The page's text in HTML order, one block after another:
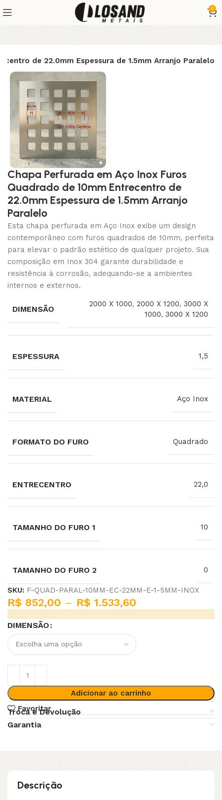
0
de 22.0mm Espessura de 1.5mm Arranjo Paralelo
Chapa Perfurada em Aço Inox Furos
Quadrado de 10mm Entrecentro de
22.0mm Espessura de 1.5mm Arranjo
Paralelo
Esta chapa perfurada em Aço Inox exibe um design
contemporâneo com furos quadrados de 10mm, perfeita
para elevar o padrão estético de qualquer projeto. Sua
composição em Inox 304 garante durabilidade e
resistência à corrosão, adequando-se a ambientes
internos e externos.
DIMENSÃO
2000 X 1000,2000 X 1200,3000 X
1000,3000 X 1200
ESPESSURA 1,5
MATERIAL Aço Inox
FORMATO DO FURO Quadrado
ENTRECENTRO 22,0
TAMANHO DO FURO 1 10
TAMANHO DO FURO 2 0
SKU: F-QUAD-PARAL-10MM-EC-22MM-E-1-5MM-INOX
R$ 852,00 – R$ 1.533,60
DIMENSÃO
Adicionar ao carrinho
Favoritar
Troca e Devolução
Garantia
Descrição